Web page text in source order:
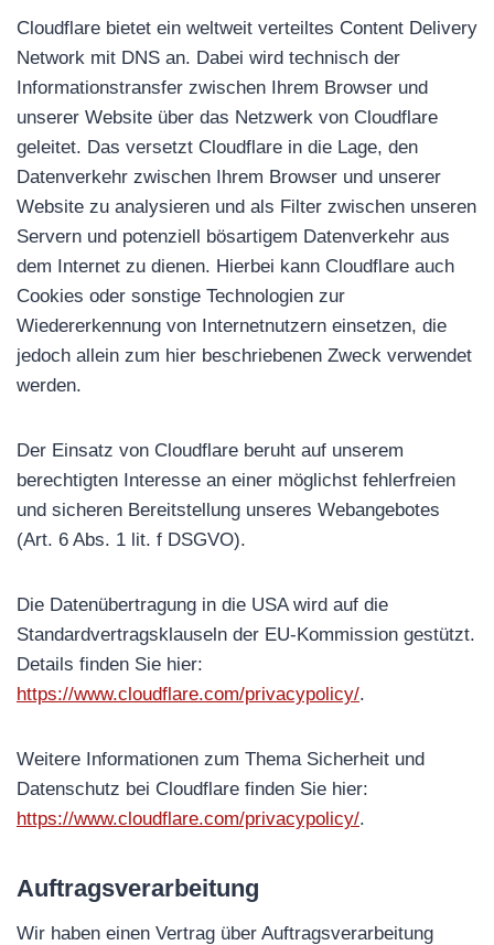
Cloudflare bietet ein weltweit verteiltes Content Delivery
Network mit DNS an. Dabei wird technisch der
Informationstransfer zwischen Ihrem Browser und
unserer Website über das Netzwerk von Cloudflare
geleitet. Das versetzt Cloudflare in die Lage, den
Datenverkehr zwischen Ihrem Browser und unserer
Website zu analysieren und als Filter zwischen unseren
Servern und potenziell bösartigem Datenverkehr aus
dem Internet zu dienen. Hierbei kann Cloudflare auch
Cookies oder sonstige Technologien zur
Wiedererkennung von Internetnutzern einsetzen, die
jedoch allein zum hier beschriebenen Zweck verwendet
werden.
Der Einsatz von Cloudflare beruht auf unserem
berechtigten Interesse an einer möglichst fehlerfreien
und sicheren Bereitstellung unseres Webangebotes
(Art. 6 Abs. 1 lit. f DSGVO).
Die Datenübertragung in die USA wird auf die
Standardvertragsklauseln der EU-Kommission gestützt.
Details finden Sie hier:
https://www.cloudflare.com/privacypolicy/.
Weitere Informationen zum Thema Sicherheit und
Datenschutz bei Cloudflare finden Sie hier:
https://www.cloudflare.com/privacypolicy/.
Auftragsverarbeitung
Wir haben einen Vertrag über Auftragsverarbeitung